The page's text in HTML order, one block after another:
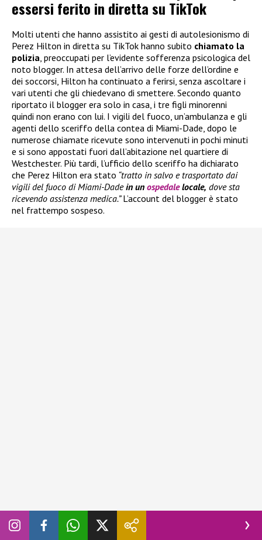
essersi ferito in diretta su TikTok
Molti utenti che hanno assistito ai gesti di autolesionismo di
Perez Hilton in diretta su TikTok hanno subito chiamato la
polizia , preoccupati per l’evidente sofferenza psicologica del
noto blogger. In attesa dell’arrivo delle forze dell’ordine e
dei soccorsi, Hilton ha continuato a ferirsi, senza ascoltare i
vari utenti che gli chiedevano di smettere. Secondo quanto
riportato il blogger era solo in casa, i tre figli minorenni
quindi non erano con lui. I vigili del fuoco, un’ambulanza e gli
agenti dello sceriffo della contea di Miami-Dade, dopo le
numerose chiamate ricevute sono intervenuti in pochi minuti
e si sono appostati fuori dall’abitazione nel quartiere di
Westchester. Più tardi, l’ufficio dello sceriffo ha dichiarato
che Perez Hilton era stato “tratto in salvo e trasportato dai
vigili del fuoco di Miami-Dadein un ospedalelocale, dove sta
ricevendo assistenza medica.”L’account del blogger è stato
nel frattempo sospeso.